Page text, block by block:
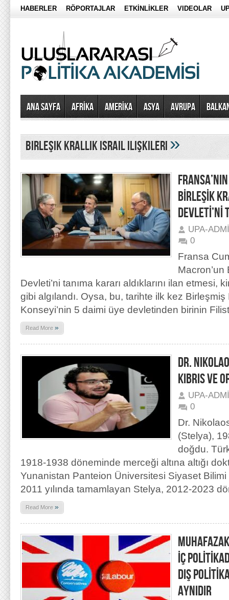
HABERLER RÖPORTAJLAR ETKİNLİKLER VIDEOLAR
Ana Sayfa AFRİKA AMERİKA ASYA AVRUPA
birleşik krallık israil ilişkileri»
BİRLEŞİK
DEVLETİ’Nİ
UPA-
0
Fransa
Macron’un
Devleti’ni tanıma kararı aldıklarını ilan etmesi,
gibi algılandı. Oysa, bu, tarihte ilk kez
Konseyi’nin 5 daimi üye devletinden birinin
Read More »
DR.
KIBRIS VE
UPA-
0
Dr.
(Stelya),
doğdu.
1918-1938 döneminde merceği altına altığı
Yunanistan Panteion Üniversitesi Siyaset
2011 yılında tamamlayan Stelya, 2012-2023
Read More »
İÇ
DIŞ
AYNIDIR